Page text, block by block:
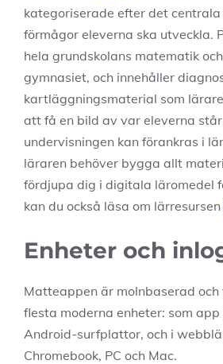
kategoriserade efter det centrala
förmågor eleverna ska utveckla.
hela grundskolans matematik
gymnasiet, och innehåller
kartläggningsmaterial som
att få en bild av var eleverna
undervisningen kan förankras i
läraren behöver bygga allt
fördjupa dig i digitala läromedel
kan du också läsa om lärresursen
Enheter och
Matteappen är molnbaserad och
flesta moderna enheter: som
Android-surfplattor, och i
Chromebook, PC och Mac.